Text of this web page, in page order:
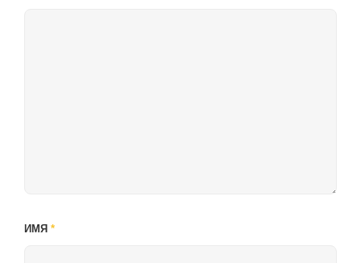
ИМЯ *